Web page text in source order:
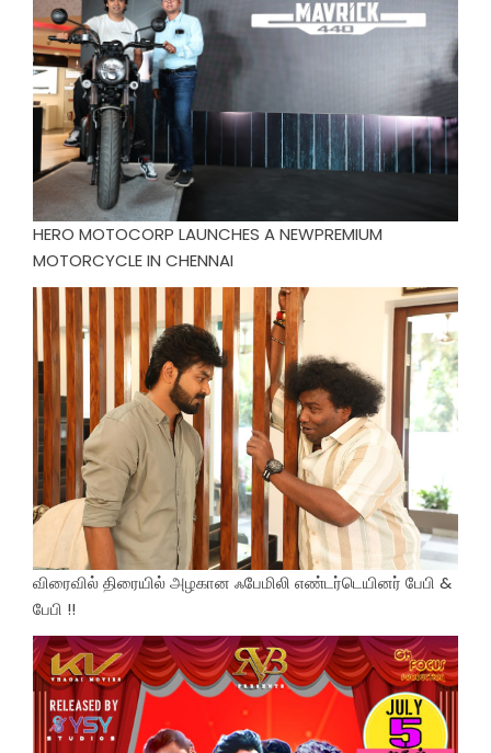
HERO MOTOCORP LAUNCHES A NEWPREMIUM
MOTORCYCLE IN CHENNAI
விரைவில் திரையில் அழகான ஃபேமிலி எண்டர்டெயினர் பேபி &
பேபி !!